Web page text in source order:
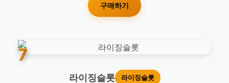
구매하기
7
라이징슬롯 라이징슬롯